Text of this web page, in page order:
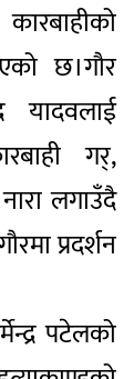
छ।गौर
यादवलाई
गर्,
लगाउँदै
प्रदर्शन
पटेलको